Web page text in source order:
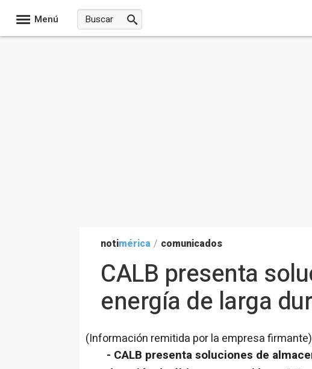
Menú
notimérica / comunicados
CALB presenta
energía de larga
(Información remitida por la empresa firmante)
- CALB presenta soluciones de